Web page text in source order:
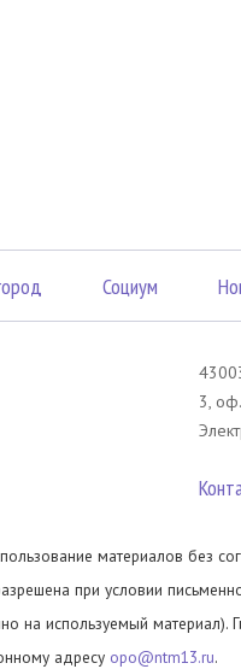
Социум
3,
материалов без
при условии
на используемый материал).
адресу opo@ntm13.ru.